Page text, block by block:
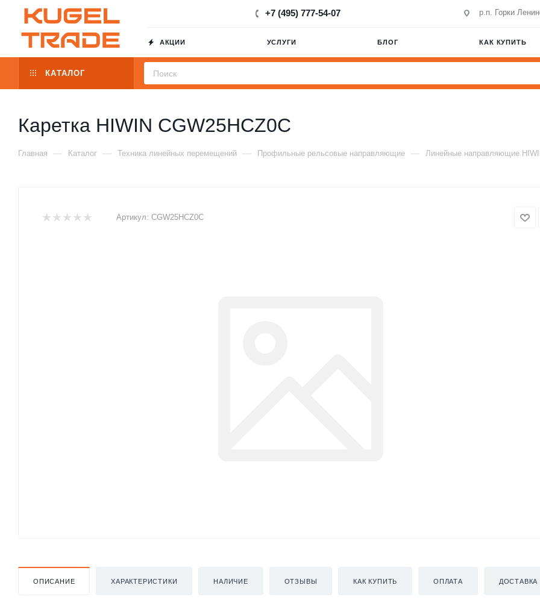
+7 (495) 777-54-07 р.п. Горки
АКЦИИ УСЛУГИ БЛОГ КАК КУПИТЬ
КАТАЛОГ
Каретка HIWIN CGW25HCZ0C
Главная — Каталог — Техника линейных перемещений — Профильные рельсовые направляющие — Линейные направляющие
Артикул: CGW25HCZ0C
ОПИСАНИЕ ХАРАКТЕРИСТИКИ НАЛИЧИЕ ОТЗЫВЫ КАК КУПИТЬ ОПЛАТА ДОСТАВКА